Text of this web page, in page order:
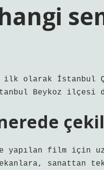
ilk olarak İstanbul
Beykoz
yapılan film için
sanattan